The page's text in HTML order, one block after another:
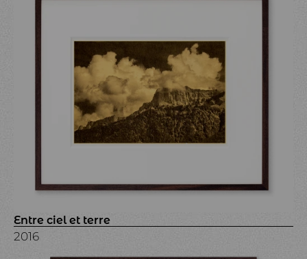
Entre ciel et terre
2016